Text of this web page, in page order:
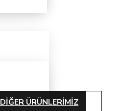
DIĞER ÜRÜNLERIMIZ